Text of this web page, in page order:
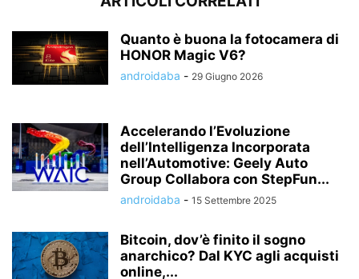
Quanto è buona la fotocamera di
HONOR Magic V6?
androidaba - 29 Giugno 2026
Accelerando l’Evoluzione
dell’Intelligenza Incorporata
nell’Automotive: Geely Auto
Group Collabora con StepFun...
androidaba - 15 Settembre 2025
Bitcoin, dov’è finito il sogno
anarchico? Dal KYC agli acquisti
online,...